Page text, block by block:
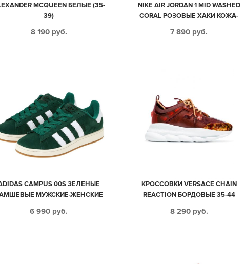
MCQUEEN БЕЛЫЕ (35-
39)
8 190 руб.
NIKE AIR JORDAN 1 MID WASHED
CORAL РОЗОВЫЕ ХАКИ КОЖА-
7 890 руб.
CAMPUS 00S ЗЕЛЕНЫЕ
МУЖСКИЕ-ЖЕНСКИЕ
6 990 руб.
КРОССОВКИ VERSACE CHAIN
REACTION БОРДОВЫЕ 35-44
8 290 руб.